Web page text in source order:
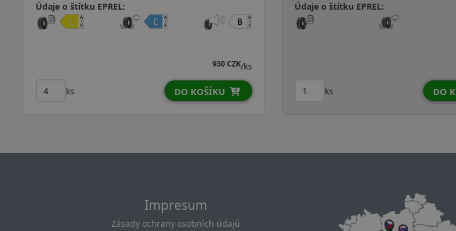
Údaje o štítku EPREL:
930 CZK/ks
ks DO KOŠÍKU
Údaje o štítku EPREL:
ks DO
Impresum
Zásady ochrany osobních údajů